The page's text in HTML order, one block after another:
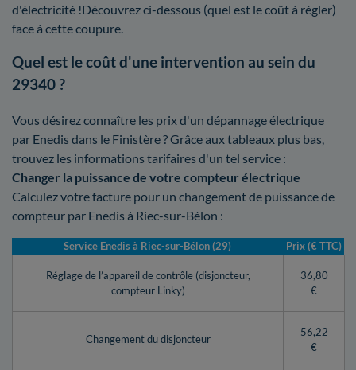
d'électricité !Découvrez ci-dessous (quel est le coût à régler)
face à cette coupure.
Quel est le coût d'une intervention au sein du
29340 ?
Vous désirez connaître les prix d'un dépannage électrique
par Enedis dans le Finistère ? Grâce aux tableaux plus bas,
trouvez les informations tarifaires d'un tel service :
Changer la puissance de votre compteur électrique
Calculez votre facture pour un changement de puissance de
compteur par Enedis à Riec-sur-Bélon :
Service Enedis à Riec-sur-Bélon (29) Prix (€ TTC)
Réglage de l’appareil de contrôle (disjoncteur,
compteur Linky)
36,80
€
Changement du disjoncteur
56,22
€